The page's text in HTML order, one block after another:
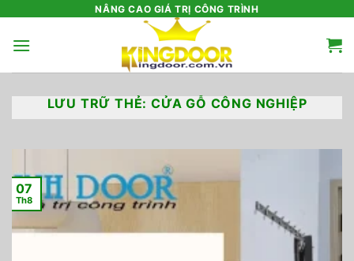
nội
NÂNG CAO GIÁ TRỊ CÔNG TRÌNH
LƯU TRỮ THẺ: CỬA GỖ CÔNG NGHIỆP
07
Th8